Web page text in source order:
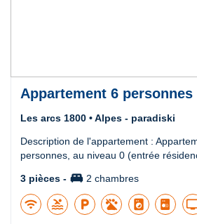
Appartement 6 personnes
Les arcs 1800 • Alpes - paradiski
Description de l'appartement :
personnes, au niveau 0 (entrée
3 pièces - king_bed 2 chambres
wifi pool local_parking local_laundry_service